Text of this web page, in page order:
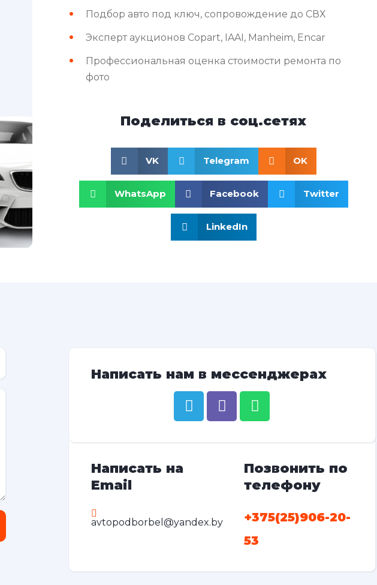
Подбор авто под ключ, сопровождение до СВХ
Эксперт аукционов Copart, IAAI, Manheim, Encar
Профессиональная оценка стоимости ремонта по
фото
Поделиться в соц.сетях
VK Telegram OK
WhatsApp Facebook Twitter
LinkedIn
Написать нам в мессенджерах
Написать на
Email
avtopodborbel@yandex.by
Позвонить по
телефону
+375(25)906-20-
53